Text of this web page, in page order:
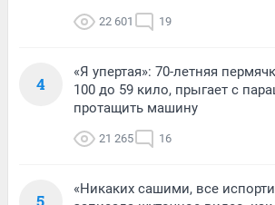
22 601 19
4
«Я упертая»: 70-летняя
100 до 59 кило, прыгает с
протащить машину
21 265 16
«Никаких сашими, все